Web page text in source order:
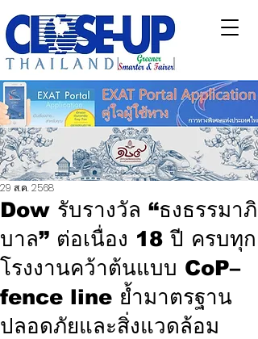
Dow รับรางวัล “ธงธรรมาภิ
บาล” ต่อเนื่อง 18 ปี ครบทุก
โรงงานคว้าต้นแบบ CoP–
fence line ย้ำมาตรฐาน
ปลอดภัยและสิ่งแวดล้อม
29 ส.ค. 2568